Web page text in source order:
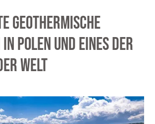
geothermische
Polen und eines der
Welt